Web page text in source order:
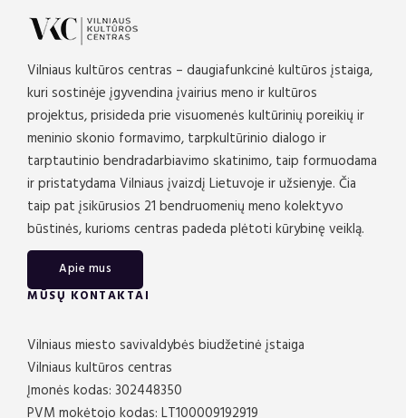
Vilniaus kultūros centras – daugiafunkcinė kultūros įstaiga,
kuri sostinėje įgyvendina įvairius meno ir kultūros
projektus, prisideda prie visuomenės kultūrinių poreikių ir
meninio skonio formavimo, tarpkultūrinio dialogo ir
tarptautinio bendradarbiavimo skatinimo, taip formuodama
ir pristatydama Vilniaus įvaizdį Lietuvoje ir užsienyje. Čia
taip pat įsikūrusios 21 bendruomenių meno kolektyvo
būstinės, kurioms centras padeda plėtoti kūrybinę veiklą.
Apie mus
MŪSŲ KONTAKTAI
Vilniaus miesto savivaldybės biudžetinė įstaiga
Vilniaus kultūros centras
Įmonės kodas: 302448350
PVM mokėtojo kodas: LT100009192919